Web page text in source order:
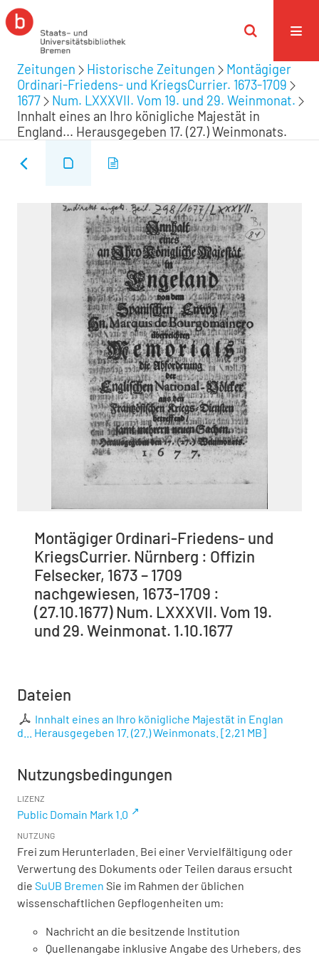
Zeitungen Historische Zeitungen
Montägiger
Ordinari-Friedens- und KriegsCurrier. 1673-1709
1677
Num. LXXXVII. Vom 19. und 29. Weinmonat.
Innhalt eines an Ihro königliche Majestät in
England... Herausgegeben 17. (27.) Weinmonats.
Montägiger Ordinari-Friedens- und
KriegsCurrier. Nürnberg : Offizin
Felsecker, 1673 – 1709
nachgewiesen, 1673-1709 :
(27.10.1677) Num. LXXXVII. Vom 19.
und 29. Weinmonat. 1.10.1677
Dateien
Innhalt eines an Ihro königliche Majestät in Englan
d... Herausgegeben 17. (27.) Weinmonats. [2,21 MB]
Nutzungsbedingungen
LIZENZ
Public Domain Mark 1.0
NUTZUNG
Frei zum Herunterladen. Bei einer Vervielfältigung oder
Verwertung des Dokuments oder Teilen daraus ersucht
die SuUB Bremen Sie im Rahmen der üblichen
wissenschaftlichen Gepflogenheiten um:
Nachricht an die besitzende Institution
Quellenangabe inklusive Angabe des Urhebers, des